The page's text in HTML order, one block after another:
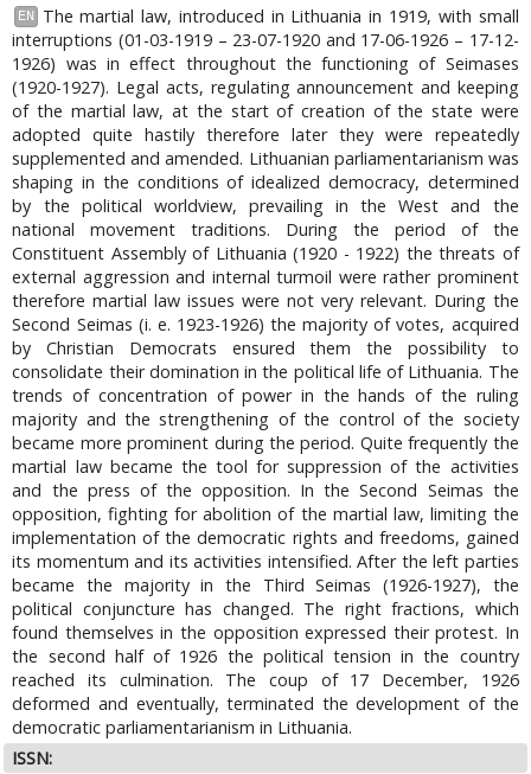
EN
The martial law, introduced in Lithuania in 1919, with small
interruptions (01-03-1919 – 23-07-1920 and 17-06-1926 – 17-12-
1926) was in effect throughout the functioning of Seimases
(1920-1927). Legal acts, regulating announcement and keeping
of the martial law, at the start of creation of the state were
adopted quite hastily therefore later they were repeatedly
supplemented and amended. Lithuanian parliamentarianism was
shaping in the conditions of idealized democracy, determined
by the political worldview, prevailing in the West and the
national movement traditions. During the period of the
Constituent Assembly of Lithuania (1920 - 1922) the threats of
external aggression and internal turmoil were rather prominent
therefore martial law issues were not very relevant. During the
Second Seimas (i. e. 1923-1926) the majority of votes, acquired
by Christian Democrats ensured them the possibility to
consolidate their domination in the political life of Lithuania. The
trends of concentration of power in the hands of the ruling
majority and the strengthening of the control of the society
became more prominent during the period. Quite frequently the
martial law became the tool for suppression of the activities
and the press of the opposition. In the Second Seimas the
opposition, fighting for abolition of the martial law, limiting the
implementation of the democratic rights and freedoms, gained
its momentum and its activities intensified. After the left parties
became the majority in the Third Seimas (1926-1927), the
political conjuncture has changed. The right fractions, which
found themselves in the opposition expressed their protest. In
the second half of 1926 the political tension in the country
reached its culmination. The coup of 17 December, 1926
deformed and eventually, terminated the development of the
democratic parliamentarianism in Lithuania.
ISSN: